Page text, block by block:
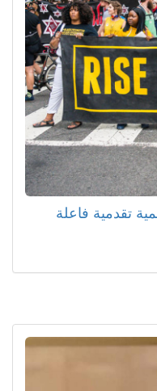
تقدمية فاعلة